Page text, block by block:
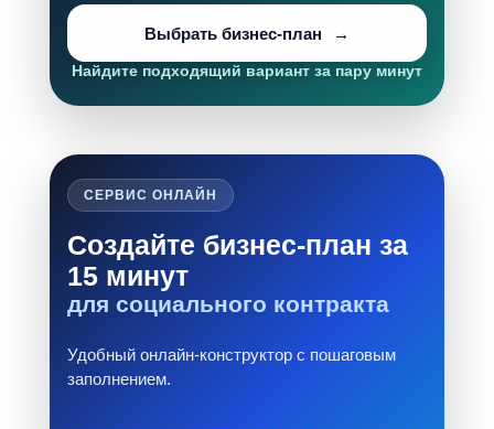
Выбрать бизнес-план
Найдите подходящий вариант за пару минут
СЕРВИС ОНЛАЙН
Создайте бизнес-план за
15 минут
для социального контракта
Удобный онлайн-конструктор с пошаговым
заполнением.